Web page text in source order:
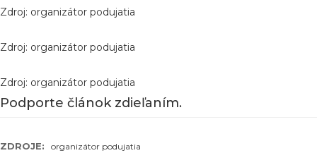
Zdroj: organizátor podujatia
Zdroj: organizátor podujatia
Zdroj: organizátor podujatia
Podporte článok zdieľaním.
ZDROJE: organizátor podujatia